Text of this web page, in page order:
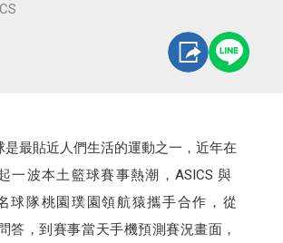
是最貼近人們生活的運動之一，近年在
一波本土籃球賽事熱潮，ASICS 與
球隊桃園璞園領航猿攜手合作，從
答，到賽事當天手機預測賽況畫面，